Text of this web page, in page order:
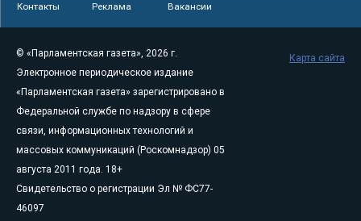
Контакты Реклама Вакансии
© «Парламентская газета», 2026 г.
Электронное периодическое издание
«Парламентская газета» зарегистрировано в
Федеральной службе по надзору в сфере
связи, информационных технологий и
массовых коммуникаций (Роскомнадзор) 05
августа 2011 года. 18+
Свидетельство о регистрации Эл № ФС77-
46097
Карта сайта